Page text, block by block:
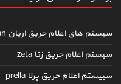
سیستم های اعلام حریق آریان arian
سیستم اعلام حریق زتا zeta
سییستم اعلام حریق پرلا prella